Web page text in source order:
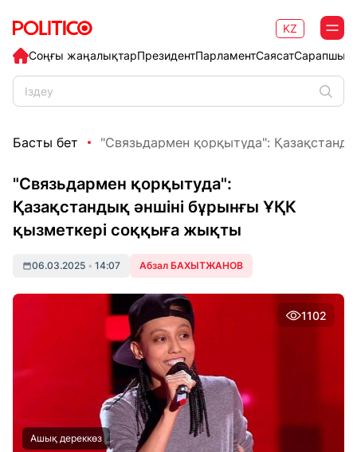
Соңғы жаңалықтарПрезидентПарламентСаясат
KZ
Басты бет "Связьдармен қорқытуда":
"Связьдармен қорқытуда":
Қазақстандық әншіні бұрынғы ҰҚК
қызметкері соққыға жықты
06.03.2025 • 14:07 Абзал БАХЫТЖАНОВ
1102
Ашық дереккөз